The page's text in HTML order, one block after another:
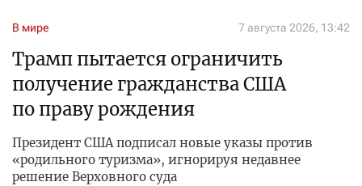
В мире 7 августа 2026, 13:42
Трамп пытается ограничить
получение гражданства США
по праву рождения
Президент США подписал новые указы против
«родильного туризма», игнорируя недавнее
решение Верховного суда